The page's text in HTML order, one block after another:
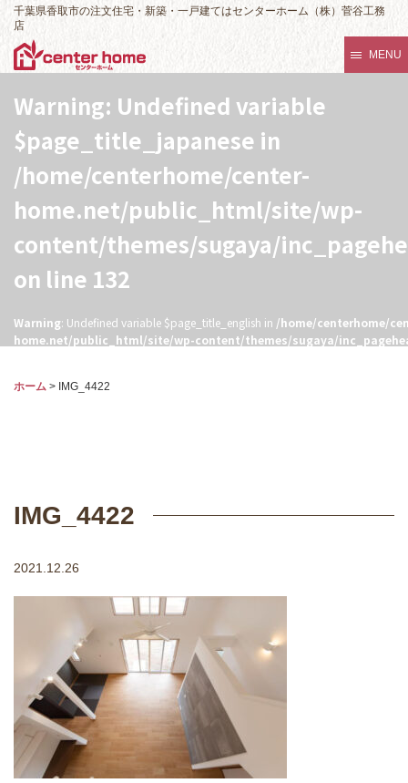
千葉県香取市の注文住宅・新築・一戸建てはセンターホーム（株）菅谷工務
店
MENU
Warning: Undefined variable
$page_title_japanese in
/home/centerhome/center-
home.net/public_html/site/wp-
content/themes/sugaya/
on line 132
Warning: Undefined variable $page_title_english in /home/centerhome/
home.net/public_html/site/wp-content/themes/sugaya/
ホーム > IMG_4422
IMG_4422
2021.12.26